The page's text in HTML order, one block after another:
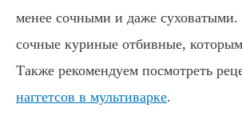
менее сочными и даже суховатыми.
сочные куриные отбивные,
Также рекомендуем посмотреть
наггетсов в мультиварке.